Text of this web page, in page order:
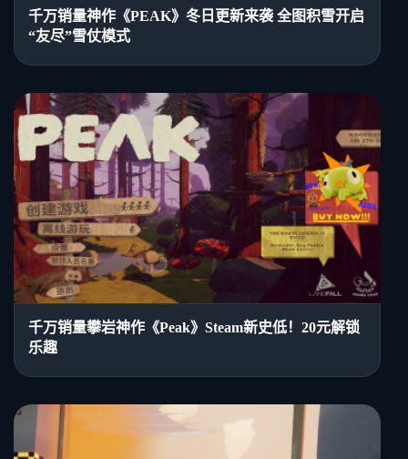
千万销量神作《PEAK》冬日更新来袭 全图积雪开启
“友尽”雪仗模式
千万销量攀岩神作《Peak》Steam新史低！20元解锁
乐趣